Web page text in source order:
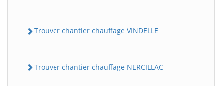
Trouver chantier chauffage VINDELLE
Trouver chantier chauffage NERCILLAC